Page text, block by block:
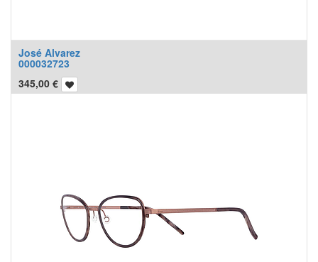
José Alvarez
000032723
345,00 €